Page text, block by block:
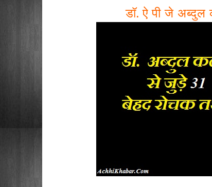
डॉ. ऐ पी जे